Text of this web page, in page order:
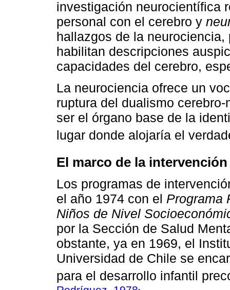
investigación neurocientífica
personal con el cerebro y
hallazgos de la
habilitan descripciones
capacidades del cerebro,
La neurociencia ofrece un
ruptura del dualismo
ser el órgano base de la
lugar donde alojaría el
El marco de la
Los programas de
el año 1974 con el Programa
Niños de Nivel
por la Sección de Salud
obstante, ya en 1969, el
Universidad de Chile se
para el desarrollo infantil